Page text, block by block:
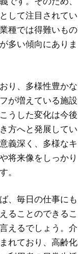
して注目されてい
種では得難いもの
多い傾向にありま
り、多様性豊かな
が増えている施設
うした変化は今後
方へと発展してい
義深く、多様なキ
将来像をしっかり
。
、毎日の仕事にも
ることのできるこ
えるでしょう。介
れており、高齢化